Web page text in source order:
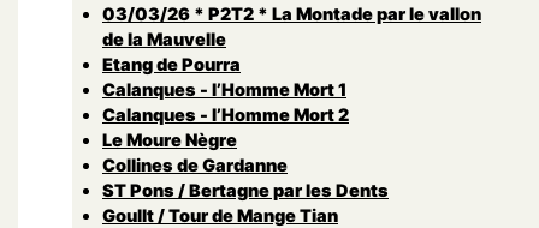
03/03/26 * P2T2 * La Montade par le vallon
de la Mauvelle
Etang de Pourra
Calanques - l’Homme Mort 1
Calanques - l’Homme Mort 2
Le Moure Nègre
Collines de Gardanne
ST Pons / Bertagne par les Dents
Goullt / Tour de Mange Tian